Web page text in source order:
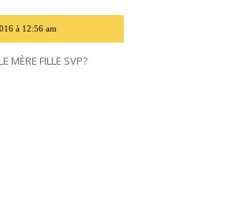
à 12:56 am
MÈRE FILLE SVP?